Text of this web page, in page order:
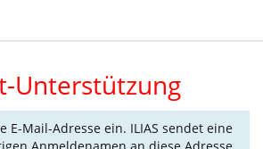
Unterstützung
E-Mail-Adresse ein. ILIAS sendet eine